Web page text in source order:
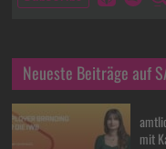
Neueste Beiträge auf
mit